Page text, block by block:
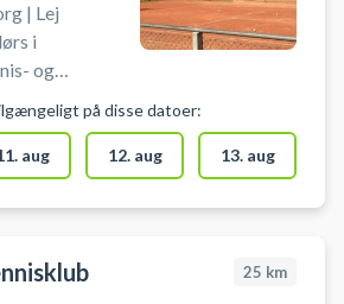
| Lej
i
og
tennis i
i
ved
for gratis
på disse datoer:
aug 12. aug 13. aug
25 km